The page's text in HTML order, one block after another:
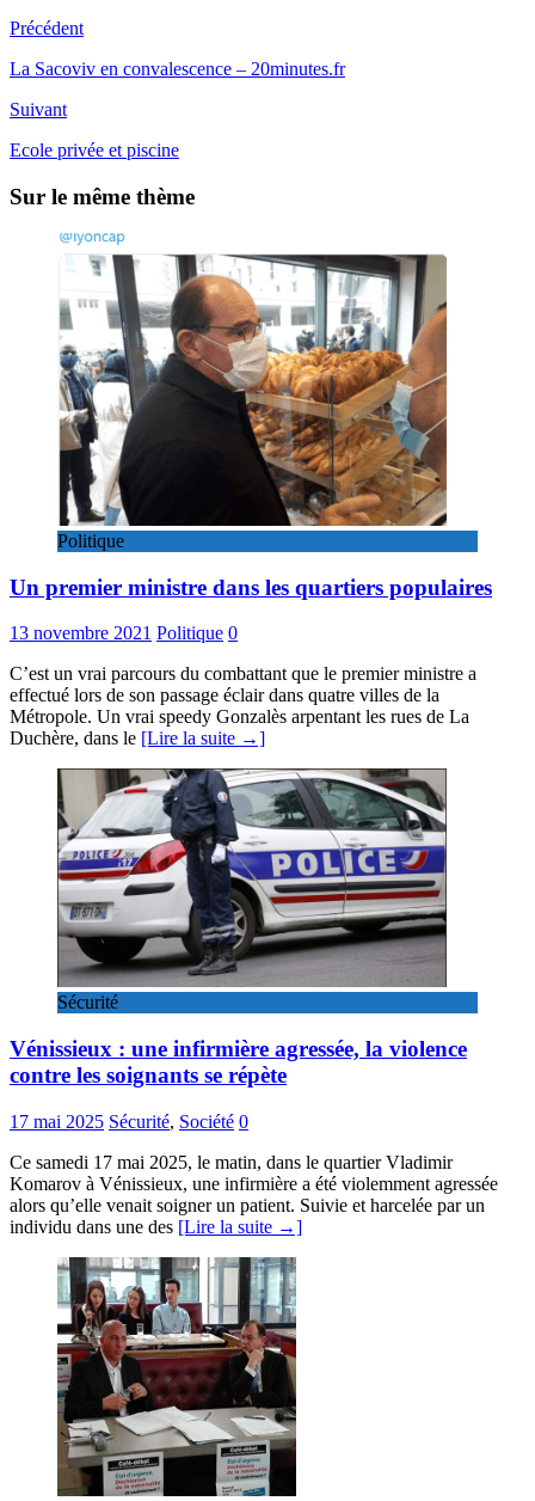
Précédent
La Sacoviv en convalescence – 20minutes.fr
Suivant
Ecole privée et piscine
Sur le même thème
Politique
Un premier ministre dans les quartiers populaires
13 novembre 2021 Politique 0
C’est un vrai parcours du combattant que le premier ministre a
effectué lors de son passage éclair dans quatre villes de la
Métropole. Un vrai speedy Gonzalès arpentant les rues de La
Duchère, dans le [Lire la suite →]
Sécurité
Vénissieux : une infirmière agressée, la violence
contre les soignants se répète
17 mai 2025 Sécurité, Société 0
Ce samedi 17 mai 2025, le matin, dans le quartier Vladimir
Komarov à Vénissieux, une infirmière a été violemment agressée
alors qu’elle venait soigner un patient. Suivie et harcelée par un
individu dans une des [Lire la suite →]